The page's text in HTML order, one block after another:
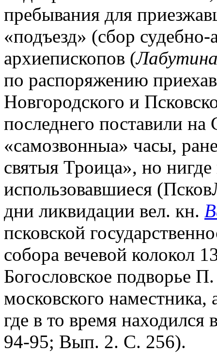
пребывания для
«подъезд» (сбор
архиепископов (
по распоряжению
Новгородского и
последнего поставили на
«самозвонныа» часы,
святыя Троица», но
использовавшиеся
дни ликвидации вел. кн.
псковской
собора вечевой колокол
Богословское подворье
московского
где в то время
94-95; Вып. 2. С. 256).